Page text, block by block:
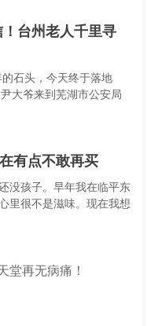
台州老人千里寻
石头，今天终于落地
大爷来到芜湖市公安局
有点不敢再买
没孩子。早年我在临平东
里很不是滋味。现在我想